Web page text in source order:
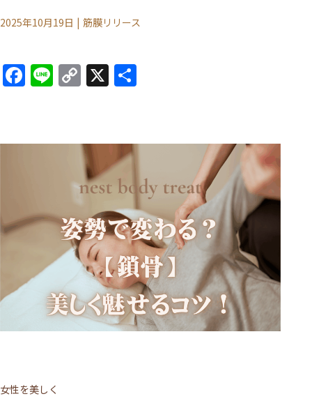
2025年10月19日 | 筋膜リリース
Facebook
LineCopy
Link
X
女性を美しく